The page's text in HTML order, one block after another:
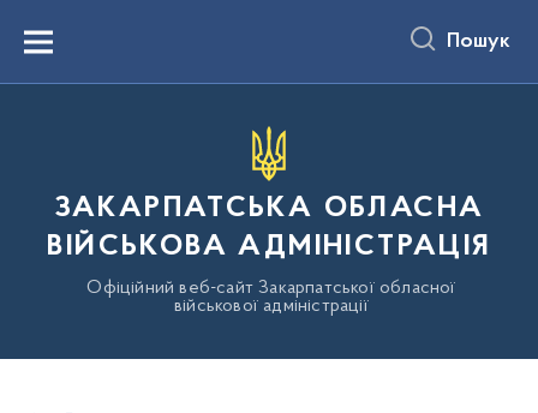
вмістуMenu Пошук
ЗАКАРПАТСЬКА ОБЛАСНА
ВІЙСЬКОВА АДМІНІСТРАЦІЯ
Офіційний веб-сайт Закарпатської обласної
військової адміністрації